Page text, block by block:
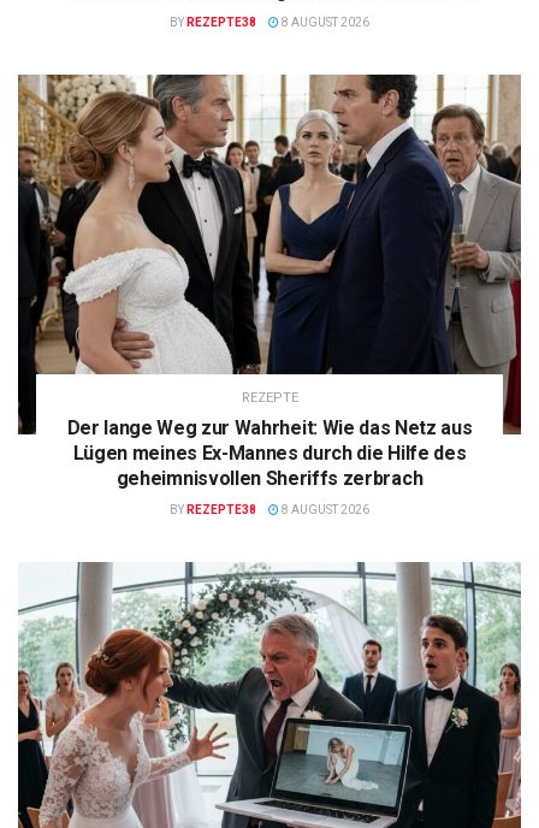
BY REZEPTE38 8 AUGUST 2026
REZEPTE
Der lange Weg zur Wahrheit: Wie das Netz aus
Lügen meines Ex-Mannes durch die Hilfe des
geheimnisvollen Sheriffs zerbrach
BY REZEPTE38 8 AUGUST 2026